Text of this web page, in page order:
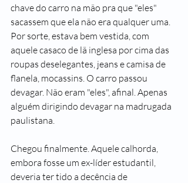
chave do carro na mão pra que "eles"
sacassem que ela não era qualquer uma.
Por sorte, estava bem vestida, com
aquele casaco de lã inglesa por cima das
roupas deselegantes, jeans e camisa de
flanela, mocassins. O carro passou
devagar. Não eram "eles", afinal. Apenas
alguém dirigindo devagar na madrugada
paulistana.
Chegou finalmente. Aquele calhorda,
embora fosse um ex-líder estudantil,
deveria ter tido a decência de